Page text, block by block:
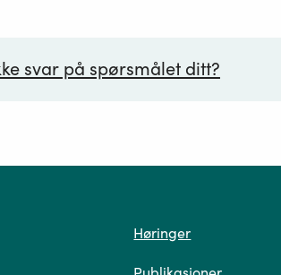
svar på spørsmålet ditt?
Høringer